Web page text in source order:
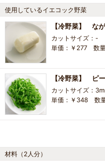
使用しているイエコック野菜
【冷野菜】 な
カットサイズ：-
単価：￥277 数
【冷野菜】 ピ
カットサイズ：
単価：￥348 数
材料（2人分）